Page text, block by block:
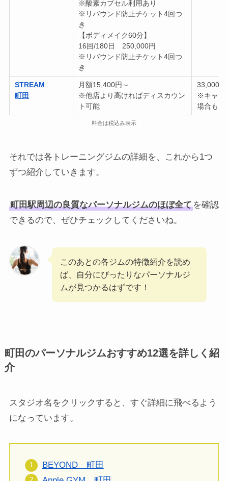
※酸素カプセル利用あり
※リバウンド防止チケット4回つ
き
【ボディメイク60分】
16回/180日 250,000円
※リバウンド防止チケット4回つ
き
STREAM
町田
月額15,400円～
※他店より高ければディスカウン
ト可能
33,000円
※キャン
場合も
料金は税込み表示
それでは各トレーニングジムの詳細を、これから1つ
ずつ紹介していきます。
町田駅周辺の良質なパーソナルジムのほぼ全てを確認
できるので、ぜひチェックしてくださいね。
このあとの各ジムの特徴紹介を読め
ば、自分にぴったりなパーソナルジ
ムが見つかるはずです！
町田のパーソナルジムおすすめ12選を詳しく紹
介
スタジオ名をクリックすると、すぐ詳細に飛べるよう
になっています。
BEYOND 町田